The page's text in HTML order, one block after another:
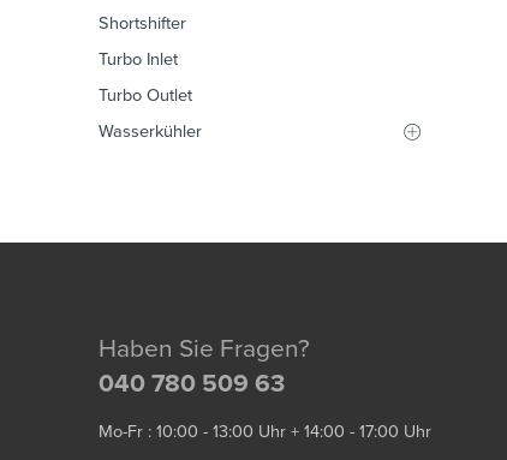
Shortshifter
Turbo Inlet
Turbo Outlet
Wasserkühler
Haben Sie Fragen?
040 780 509 63
Mo-Fr : 10:00 - 13:00 Uhr + 14:00 - 17:00 Uhr